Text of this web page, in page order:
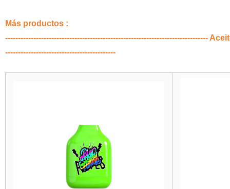
Más productos :
-------------------------------------------------------------------------------
-------------------------------------------